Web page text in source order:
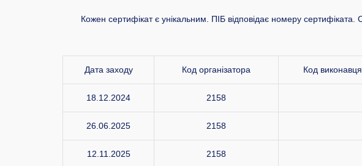
Кожен сертифікат є унікальним. ПІБ відповідає номеру сертифіката.
Дата заходу Код організатора Код виконавця
18.12.2024 2158
26.06.2025 2158
12.11.2025 2158